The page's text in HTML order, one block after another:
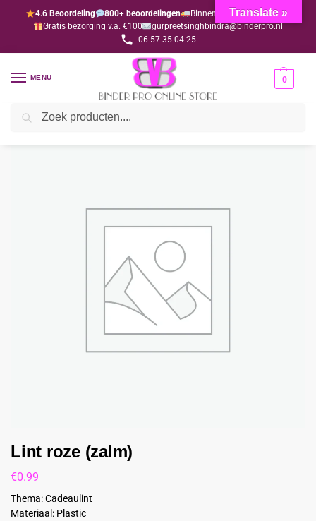
4.6 Beoordeling 800+ beoordelingen
Binnen 1-3 dagen geleverd
Gratis bezorging v.a. €100
gurpreetsinghbindra@binderpro.nl
06 57 35 04 25
MENU 0
Home Bedankjesafdeling
Lint roze (zalm)
€0.99
Thema: Cadeaulint
Materiaal: Plastic
Translate »